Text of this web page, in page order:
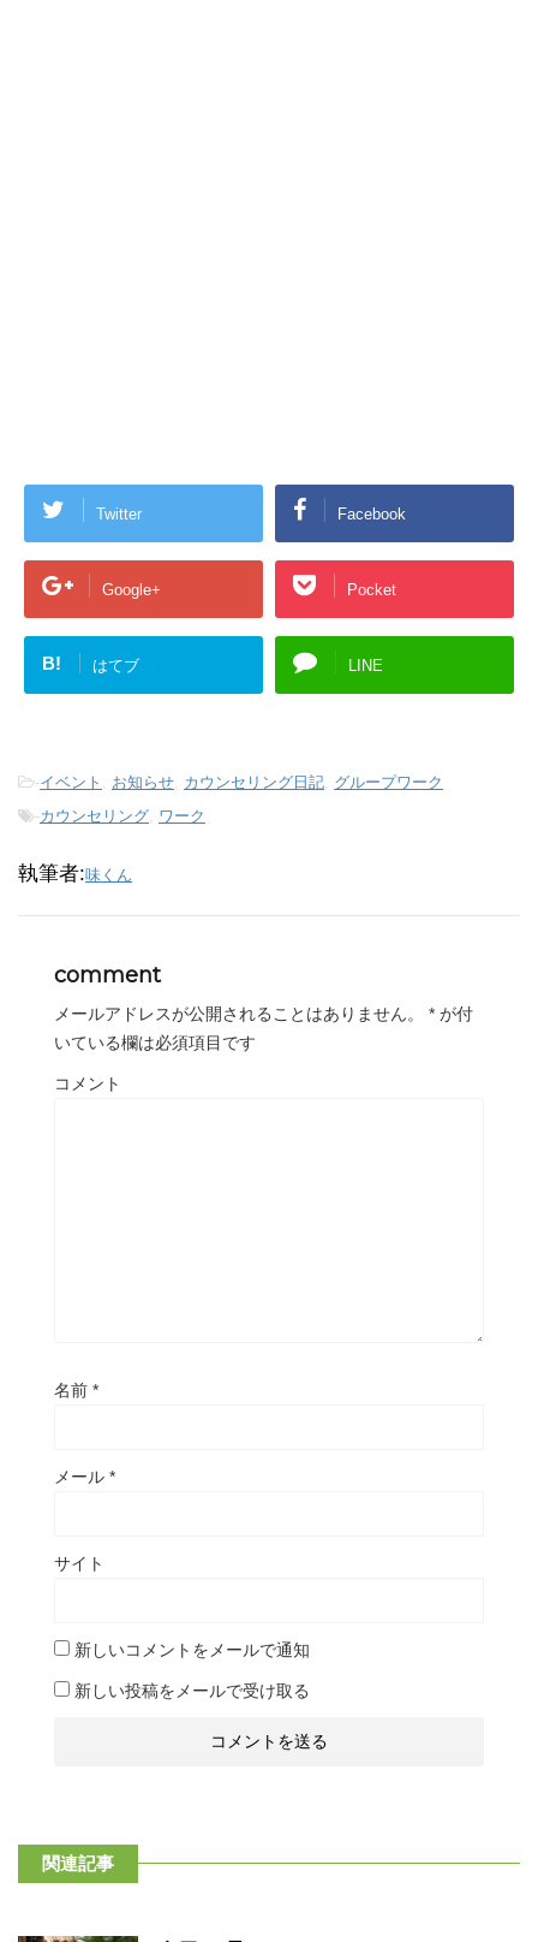
Twitter Facebook
Google+ Pocket
B! はてブ LINE
-イベント , お知らせ, カウンセリング日記, グループワーク
-カウンセリング, ワーク
執筆者:味くん
comment
メールアドレスが公開されることはありません。 * が付
いている欄は必須項目です
コメント
名前 *
メール *
サイト
新しいコメントをメールで通知
新しい投稿をメールで受け取る
関連記事